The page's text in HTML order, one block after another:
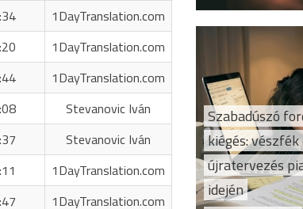
1DayTranslation.com
1DayTranslation.com
1DayTranslation.com
Stevanovic Iván
Stevanovic Iván
1DayTranslation.com
1DayTranslation.com
Szabadúszó
kiégés: vészfék
újratervezés
idején